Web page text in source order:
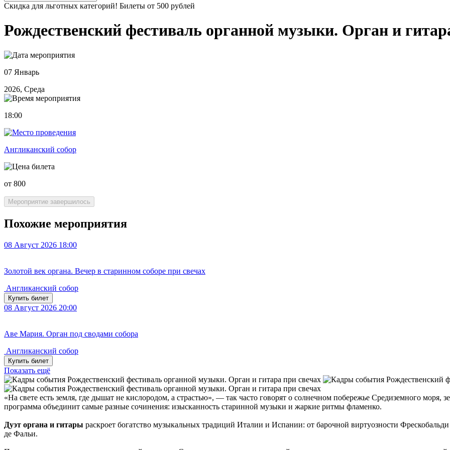
Скидка для льготных категорий! Билеты от 500 рублей
Рождественский фестиваль органной музыки. Орган и
07 Январь
2026, Среда
18:00
Англиканский собор
от 800
Мероприятие завершилось
Похожие мероприятия
08 Август 2026 18:00
Золотой век органа. Вечер в старинном соборе при свечах
Англиканский собор
Купить билет
08 Август 2026 20:00
Аве Мария. Орган под сводами собора
Англиканский собор
Купить билет
Показать ещё
«На свете есть земля, где дышат не кислородом, а страстью», — так часто говорят о солнечном побережье Средиземного моря,
программа объединит самые разные сочинения: изысканность старинной музыки и жаркие ритмы фламенко.
Дуэт органа и гитары раскроет богатство музыкальных традиций Италии и Испании: от барочной виртуозности
де Фальи.